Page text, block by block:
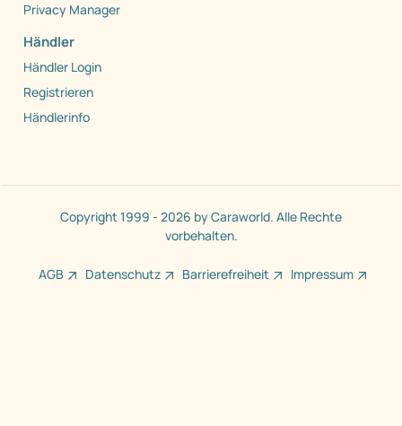
Privacy Manager
Händler
Händler Login
Registrieren
Händlerinfo
Copyright 1999 - 2026 by Caraworld. Alle Rechte
vorbehalten.
AGB Datenschutz Barrierefreiheit Impressum